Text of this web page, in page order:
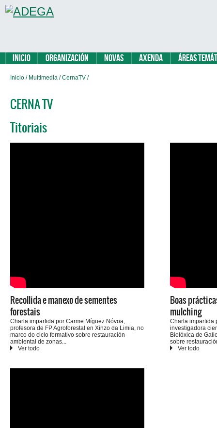
Inicio Organización Novas Axenda Áreas
Inicio / Multimedia /CernaTV /
CERNA TV
Titoriais
Recollida e manexo de sementes
forestais
Charla impartida por Carme Míguez Nóvoa,
profesora de FP Agroforestal en Xinzo da Limia, no
marco do ciclo formativo sobre restauración
ambiental de zonas
queimadas impulsado por ADEGA en outubro de
Boas
mulching
Charla impartida
investigadora
Biolóxica de
sobre
zonas